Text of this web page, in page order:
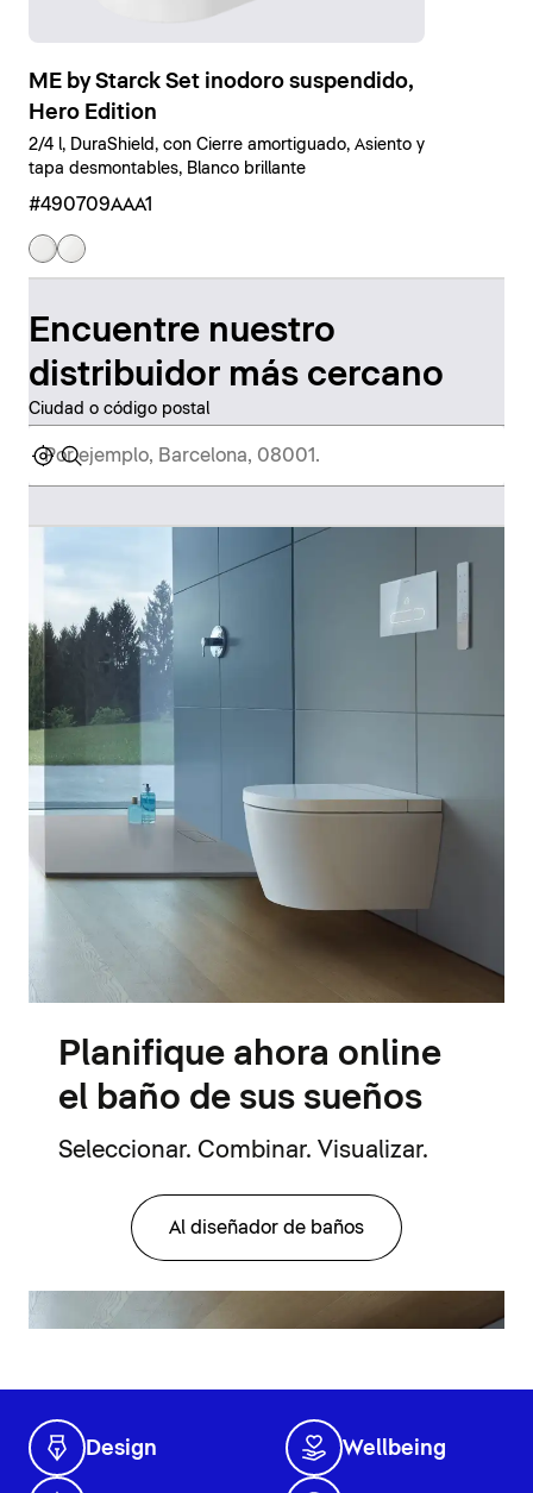
ME by Starck Set inodoro suspendido,
Hero Edition
2/4 l, DuraShield, con Cierre amortiguado, Asiento y
tapa desmontables, Blanco brillante
#490709AAA1
Encuentre nuestro
distribuidor más cercano
Ciudad o código postal
Planifique ahora online
el baño de sus sueños
Seleccionar. Combinar. Visualizar.
Al diseñador de baños
Design Wellbeing